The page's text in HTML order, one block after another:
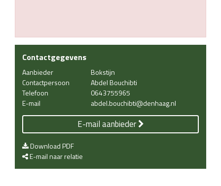
Contactgegevens
Aanbieder
Bokstijn
Contactpersoon
Abdel Bouchibti
Telefoon
0643755965
E-mail
abdel.bouchibti@denhaag.nl
E-mail aanbieder
Download PDF
E-mail naar relatie